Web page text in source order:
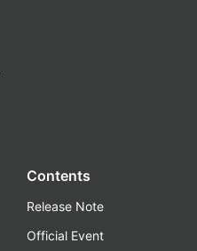
Contents
Release Note
Official Event